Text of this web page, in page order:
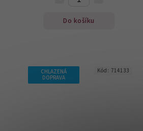
Do košíku
CHLAZENÁ
DOPRAVA
Kód: 714133